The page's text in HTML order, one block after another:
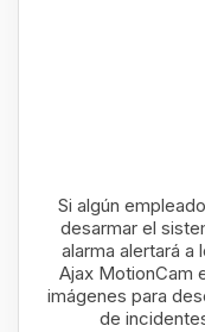
Si algún
desarmar el
alarma alertará a
Ajax MotionCam
imágenes para
de